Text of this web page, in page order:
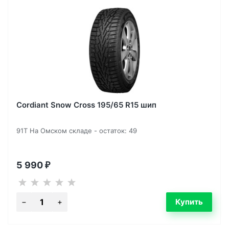
Cordiant Snow Cross 195/65 R15 шип
91T На Омском складе - остаток: 49
5 990 ₽